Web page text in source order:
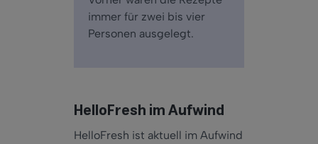
immer für zwei bis vier
Personen ausgelegt.
HelloFresh im Aufwind
HelloFresh ist aktuell im Aufwind